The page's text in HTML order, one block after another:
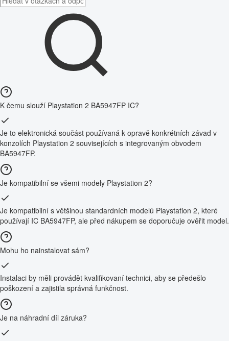
K čemu slouží Playstation 2 BA5947FP IC?
Je to elektronická součást používaná k opravě konkrétních závad v
konzolích Playstation 2 souvisejících s integrovaným obvodem
BA5947FP.
Je kompatibilní se všemi modely Playstation 2?
Je kompatibilní s většinou standardních modelů Playstation 2, které
používají IC BA5947FP, ale před nákupem se doporučuje ověřit model.
Mohu ho nainstalovat sám?
Instalaci by měli provádět kvalifikovaní technici, aby se předešlo
poškození a zajistila správná funkčnost.
Je na náhradní díl záruka?